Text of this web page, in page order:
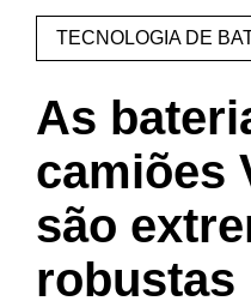
TECNOLOGIA DE
As
camiões
são
robustas